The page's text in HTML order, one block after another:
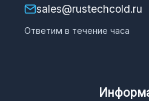
sales@rustechcold.ru
Ответим в течение часа